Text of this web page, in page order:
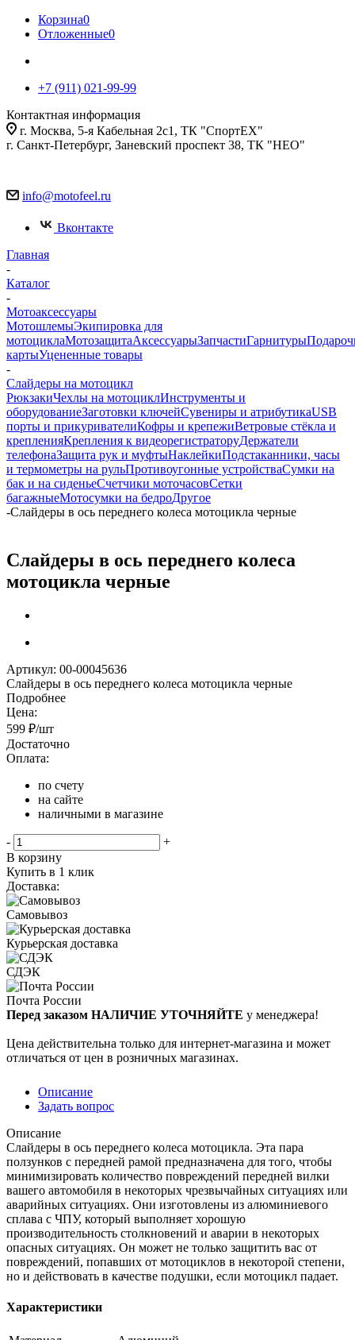
Корзина0
Отложенные0
+7 (911) 021-99-99
Контактная информация
г. Москва, 5-я Кабельная 2с1, ТК "СпортЕХ"
г. Санкт-Петербург, Заневский проспект 38, ТК "НЕО"
info@motofeel.ru
Вконтакте
Главная
-
Каталог
-
Мотоаксессуары
МотошлемыЭкипировка для
мотоциклаМотозащитаАксессуарыЗапчастиГарнитуры
картыУцененные товары
-
Слайдеры на мотоцикл
РюкзакиЧехлы на мотоциклИнструменты и
оборудованиеЗаготовки ключейСувениры и атрибутикаUSB
порты и прикуривателиКофры и крепежиВетровые стёкла и
крепленияКрепления к видеорегистраторуДержатели
телефонаЗащита рук и муфтыНаклейкиПодстаканники, часы
и термометры на рульПротивоугонные устройстваСумки на
бак и на сиденьеСчетчики моточасовСетки
багажныеМотосумки на бедроДругое
-Слайдеры в ось переднего колеса мотоцикла черные
Слайдеры в ось переднего колеса
мотоцикла черные
Артикул: 00-00045636
Слайдеры в ось переднего колеса мотоцикла черные
Подробнее
Цена:
599 ₽/шт
Достаточно
Оплата:
по счету
на сайте
наличными в магазине
-
+
В корзину
Купить в 1 клик
Доставка:
Самовывоз
Курьерская доставка
СДЭК
Почта России
Перед заказом НАЛИЧИЕ УТОЧНЯЙТЕ у менеджера!
Цена действительна только для интернет-магазина и может
отличаться от цен в розничных магазинах.
Описание
Задать вопрос
Описание
Слайдеры в ось переднего колеса мотоцикла. Эта пара
ползунков с передней рамой предназначена для того, чтобы
минимизировать количество повреждений передней вилки
вашего автомобиля в некоторых чрезвычайных ситуациях или
аварийных ситуациях. Они изготовлены из алюминиевого
сплава с ЧПУ, который выполняет хорошую
производительность столкновений и аварии в некоторых
опасных ситуациях. Он может не только защитить вас от
повреждений, попавших от мотоциклов в некоторой степени,
но и действовать в качестве подушки, если мотоцикл падает.
Характеристики